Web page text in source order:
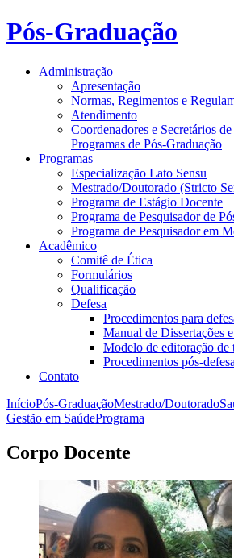
Pós-Graduação
Administração
Apresentação
Normas, Regimentos e
Atendimento
Coordenadores e Secretários
Programas de Pós-Graduação
Programas
Especialização Lato Sensu
Mestrado/Doutorado (Stricto
Programa de Estágio Docente
Programa de Pesquisador de
Programa de Pesquisador em
Acadêmico
Comitê de Ética
Formulários
Qualificação
Defesa
Procedimentos para
Manual de Dissertações
Modelo de editoração de
Procedimentos pós-defesa
Contato
InícioPós-GraduaçãoMestrado/Doutorado
Gestão em SaúdePrograma
Corpo Docente